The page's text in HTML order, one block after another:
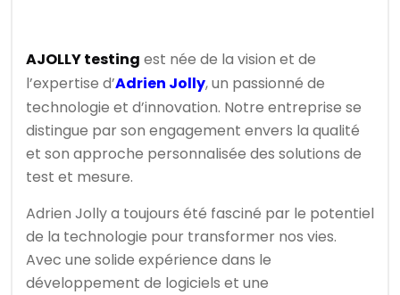
AJOLLY testing est née de la vision et de
l’expertise d’Adrien Jolly, un passionné de
technologie et d’innovation. Notre entreprise se
distingue par son engagement envers la qualité
et son approche personnalisée des solutions de
test et mesure.
Adrien Jolly a toujours été fasciné par le potentiel
de la technologie pour transformer nos vies.
Avec une solide expérience dans le
développement de logiciels et une